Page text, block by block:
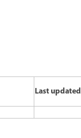
Last updated